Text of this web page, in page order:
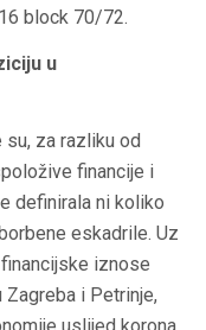
block 70/72.
u
za razliku od
financije i
definirala ni koliko
eskadrile. Uz
iznose
i Petrinje,